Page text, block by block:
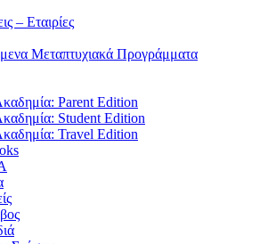
– Εταιρίες
Μεταπτυχιακά Προγράμματα
Parent Edition
Student Edition
Travel Edition